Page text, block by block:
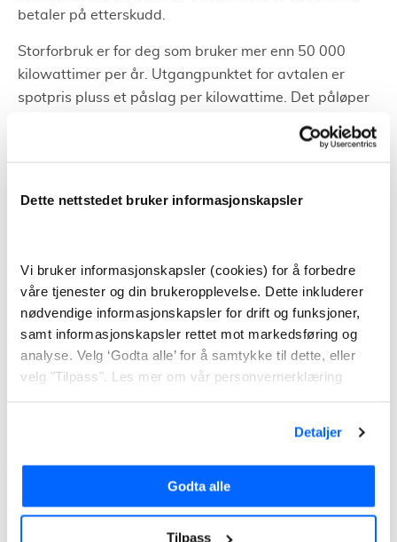
Dette nettstedet bruker informasjonskapsler
Vi bruker informasjonskapsler (cookies) for å forbedre
våre tjenester og din brukeropplevelse. Dette inkluderer
nødvendige informasjonskapsler for drift og funksjoner,
samt informasjonskapsler rettet mot markedsføring og
analyse. Velg ‘Godta alle’ for å samtykke til dette, eller
velg "Tilpass". Les mer om vår personvernerklæring
Detaljer
Godta alle
Tilpass
betaler på etterskudd.
Storforbruk er for deg som bruker mer enn 50 000
kilowattimer per år. Utgangpunktet for avtalen er
spotpris pluss et påslag per kilowattime. Det påløper
avtalen Vanlig forbruk. Du betaler etterskuddsvis.
merverdiavgift.
Strømnettet i området leveres også av Vokks, og du
får kraft og nettleie på samme faktura.
Pris på nettleien fastsettes av myndighetene og
består av et fastbeløp og et energiledd.
Informasjon og kundeservice
Du finner mer informasjon om Vokks på deres
Du kan også ta kontakt med de på telefon 61 11 27 99
eller ved å sende en epost tilkraft@vokks.no.